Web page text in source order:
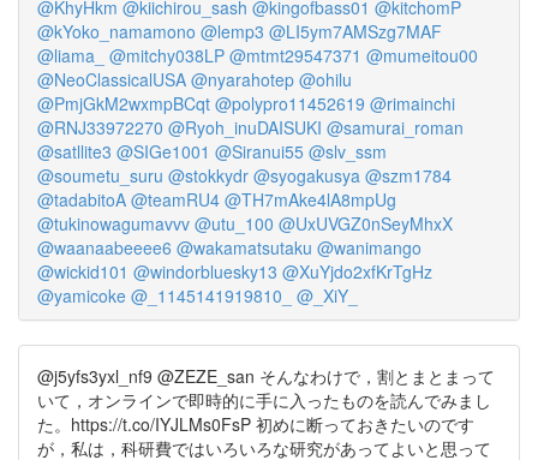
@KhyHkm @kiichirou_sash @kingofbass01 @kitchomP
@kYoko_namamono @lemp3 @LI5ym7AMSzg7MAF
@liama_ @mitchy038LP @mtmt29547371 @mumeitou00
@NeoClassicalUSA @nyarahotep @ohilu
@PmjGkM2wxmpBCqt @polypro11452619 @rimainchi
@RNJ33972270 @Ryoh_inuDAISUKI @samurai_roman
@satllite3 @SIGe1001 @Siranui55 @slv_ssm
@soumetu_suru @stokkydr @syogakusya @szm1784
@tadabitoA @teamRU4 @TH7mAke4lA8mpUg
@tukinowagumavvv @utu_100 @UxUVGZ0nSeyMhxX
@waanaabeeee6 @wakamatsutaku @wanimango
@wickid101 @windorbluesky13 @XuYjdo2xfKrTgHz
@yamicoke @_1145141919810_ @_XiY_
@j5yfs3yxl_nf9 @ZEZE_san そんなわけで，割とまとまって
いて，オンラインで即時的に手に入ったものを読んでみまし
た。https://t.co/IYJLMs0FsP 初めに断っておきたいのです
が，私は，科研費ではいろいろな研究があってよいと思って